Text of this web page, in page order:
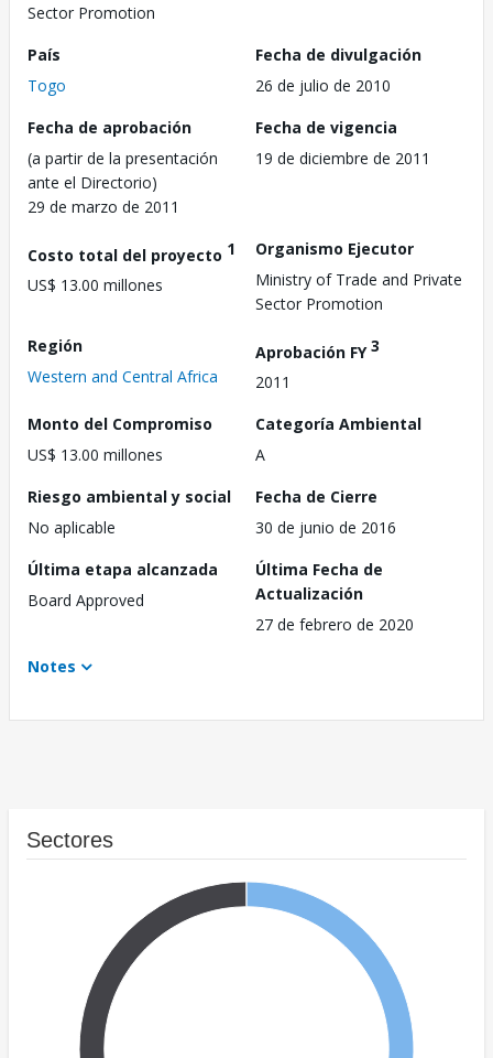
Sector Promotion
País
Togo
Fecha de divulgación
26 de julio de 2010
Fecha de aprobación
(a partir de la presentación
ante el Directorio)
29 de marzo de 2011
Fecha de vigencia
19 de diciembre de 2011
Costo total del proyecto 1
US$ 13.00 millones
Organismo Ejecutor
Ministry of Trade and Private
Sector Promotion
Región
Western and Central Africa
Aprobación FY3
2011
Monto del Compromiso
US$ 13.00 millones
Categoría Ambiental
A
Riesgo ambiental y social
No aplicable
Fecha de Cierre
30 de junio de 2016
Última etapa alcanzada
Board Approved
Última Fecha de
Actualización
27 de febrero de 2020
Notes
Sectores